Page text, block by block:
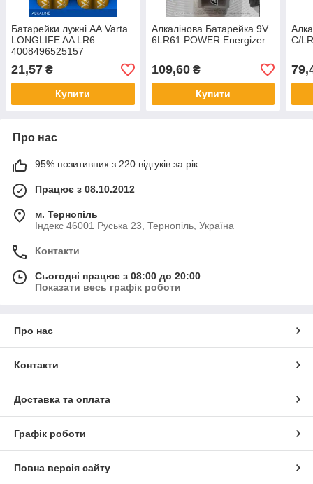
Батарейки лужні АА Varta
LONGLIFE AA LR6
4008496525157
21,57 ₴
Купити
Алкалінова Батарейка 9V
6LR61 POWER Energizer
109,60₴
Купити
C/
Про нас
95% позитивних з 220 відгуків за рік
Працює з 08.10.2012
м. Тернопіль
Індекс 46001 Руська 23, Тернопіль, Україна
Контакти
Сьогодні працює з 08:00 до 20:00
Показати весь графік роботи
Про нас
Контакти
Доставка та оплата
Графік роботи
Повна версія сайту